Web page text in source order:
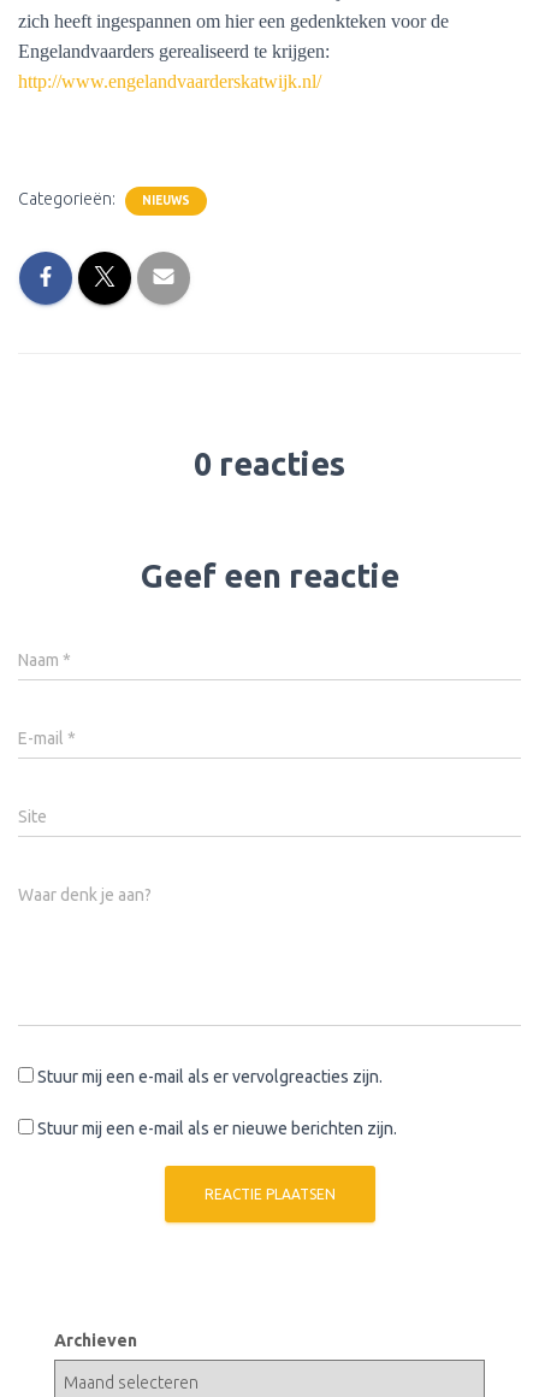
zich heeft ingespannen om hier een gedenkteken voor de
Engelandvaarders gerealiseerd te krijgen:
http://www.engelandvaarderskatwijk.nl/
Categorieën: NIEUWS
0 reacties
Geef een reactie
Naam *
E-mail *
Site
Waar denk je aan?
Stuur mij een e-mail als er vervolgreacties zijn.
Stuur mij een e-mail als er nieuwe berichten zijn.
Archieven